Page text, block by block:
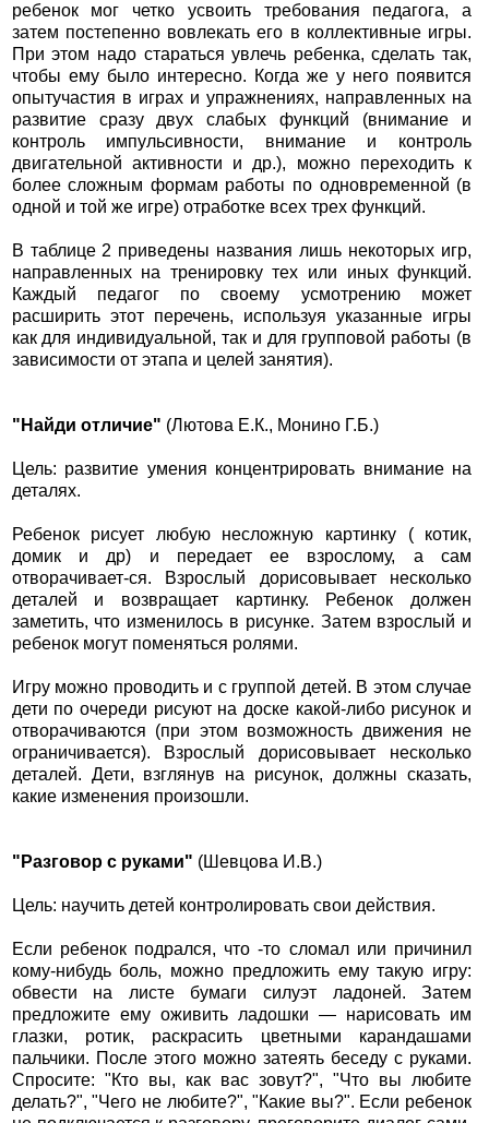
ребенок мог четко усвоить требования педагога, а
затем постепенно вовлекать его в коллективные игры.
При этом надо стараться увлечь ребенка, сделать так,
чтобы ему было интересно. Когда же у него появится
опытучастия в играх и упражнениях, направленных на
развитие сразу двух слабых функций (внимание и
контроль импульсивности, внимание и контроль
двигательной активности и др.), можно переходить к
более сложным формам работы по одновременной (в
одной и той же игре) отработке всех трех функций.
В таблице 2 приведены названия лишь некоторых игр,
направленных на тренировку тех или иных функций.
Каждый педагог по своему усмотрению может
расширить этот перечень, используя указанные игры
как для индивидуальной, так и для групповой работы (в
зависимости от этапа и целей занятия).
"Найди отличие" (Лютова Е.К., Монино Г.Б.)
Цель: развитие умения концентрировать внимание на
деталях.
Ребенок рисует любую несложную картинку ( котик,
домик и др) и передает ее взрослому, а сам
отворачивает-ся. Взрослый дорисовывает несколько
деталей и возвращает картинку. Ребенок должен
заметить, что изменилось в рисунке. Затем взрослый и
ребенок могут поменяться ролями.
Игру можно проводить и с группой детей. В этом случае
дети по очереди рисуют на доске какой-либо рисунок и
отворачиваются (при этом возможность движения не
ограничивается). Взрослый дорисовывает несколько
деталей. Дети, взглянув на рисунок, должны сказать,
какие изменения произошли.
"Разговор с руками" (Шевцова И.В.)
Цель: научить детей контролировать свои действия.
Если ребенок подрался, что -то сломал или причинил
кому-нибудь боль, можно предложить ему такую игру:
обвести на листе бумаги силуэт ладоней. Затем
предложите ему оживить ладошки — нарисовать им
глазки, ротик, раскрасить цветными карандашами
пальчики. После этого можно затеять беседу с руками.
Спросите: "Кто вы, как вас зовут?", "Что вы любите
делать?", "Чего не любите?", "Какие вы?". Если ребенок